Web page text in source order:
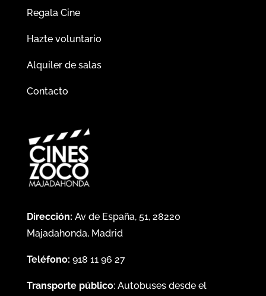
Regala Cine
Hazte voluntario
Alquiler de salas
Contacto
Dirección: Av de España, 51, 28220
Majadahonda, Madrid
Teléfono: 918 11 96 27
Transporte público: Autobuses desde el